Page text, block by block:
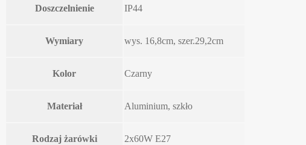
Doszczelnienie IP44
Wymiary wys. 16,8cm, szer.29,2cm
Kolor Czarny
Materiał Aluminium, szkło
Rodzaj żarówki 2x60W E27